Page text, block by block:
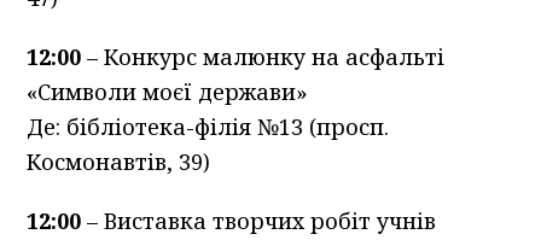
12:00– Конкурс малюнку на асфальті
«Символи моєї держави»
Де: бібліотека-філія №13 (просп.
Космонавтів, 39)
12:00 – Виставка творчих робіт учнів